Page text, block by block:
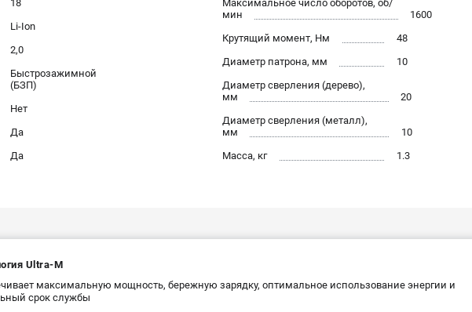
18
Li-Ion
2,0
Быстрозажимной
(БЗП)
Нет
Да
Да
Максимальное число оборотов, об/
мин
1600
Крутящий момент, Нм
48
Диаметр патрона, мм
10
Диаметр сверления (дерево),
мм
20
Диаметр сверления (металл),
мм
10
Масса, кг
1.3
Ultra-M
максимальную мощность, бережную зарядку, оптимальное использование энергии и
срок службы